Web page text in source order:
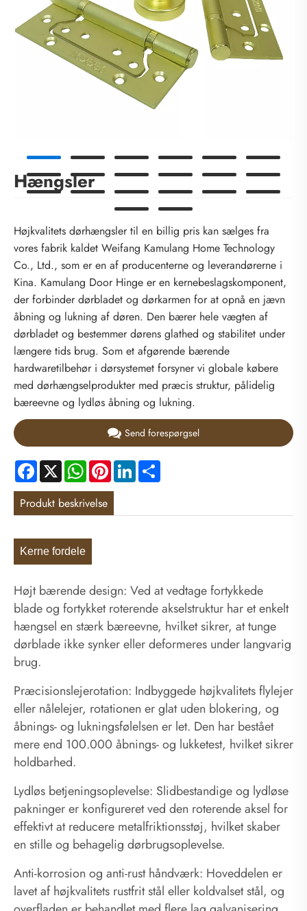
Hængsler
Højkvalitets dørhængsler til en billig pris kan sælges fra
vores fabrik kaldet Weifang Kamulang Home Technology
Co., Ltd., som er en af ​​producenterne og leverandørerne i
Kina. Kamulang Door Hinge er en kernebeslagskomponent,
der forbinder dørbladet og dørkarmen for at opnå en jævn
åbning og lukning af døren. Den bærer hele vægten af ​​
dørbladet og bestemmer dørens glathed og stabilitet under
længere tids brug. Som et afgørende bærende
hardwaretilbehør i dørsystemet forsyner vi globale købere
med dørhængselprodukter med præcis struktur, pålidelig
bæreevne og lydløs åbning og lukning.
Send forespørgsel
Facebook
X WhatsApp
PinterestLinkedIn
Produkt beskrivelse
Kerne fordele
Højt bærende design: Ved at vedtage fortykkede
blade og fortykket roterende akselstruktur har et enkelt
hængsel en stærk bæreevne, hvilket sikrer, at tunge
dørblade ikke synker eller deformeres under langvarig
brug.
Præcisionslejerotation: Indbyggede højkvalitets flylejer
eller nålelejer, rotationen er glat uden blokering, og
åbnings- og lukningsfølelsen er let. Den har bestået
mere end 100.000 åbnings- og lukketest, hvilket sikrer
holdbarhed.
Lydløs betjeningsoplevelse: Slidbestandige og lydløse
pakninger er konfigureret ved den roterende aksel for
effektivt at reducere metalfriktionsstøj, hvilket skaber
en stille og behagelig dørbrugsoplevelse.
Anti-korrosion og anti-rust håndværk: Hoveddelen er
lavet af højkvalitets rustfrit stål eller koldvalset stål, og